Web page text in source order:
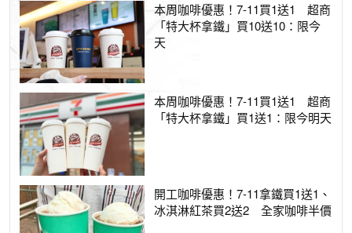
本周咖啡優惠！7-11買1送1 超商
「特大杯拿鐵」買10送10：限今
天
本周咖啡優惠！7-11買1送1 超商
「特大杯拿鐵」買1送1：限今明天
開工咖啡優惠！7-11拿鐵買1送1、
冰淇淋紅茶買2送2 全家咖啡半價